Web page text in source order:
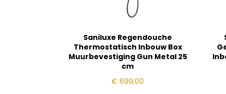
Saniluxe Regendouche
Thermostatisch Inbouw Box
Muurbevestiging Gun Metal 25
cm
€ 699,00